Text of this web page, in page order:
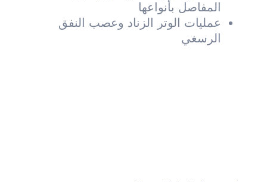
المفاصل بأنواعها
عمليات الوتر الزناد وعصب النفق
الرسغي